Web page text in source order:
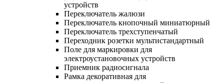
устройств
Переключатель жалюзи
Переключатель кнопочный миниатюрный
Переключатель трехступенчатый
Переходник розетки мультистандартный
Поле для маркировки для
электроустановочных устройств
Приемник радиосигнала
Рамка декоративная для